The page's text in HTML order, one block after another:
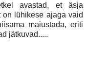
avastad, et äsja
on lühikese ajaga vaid
maiustada, eriti
jätkuvad.....